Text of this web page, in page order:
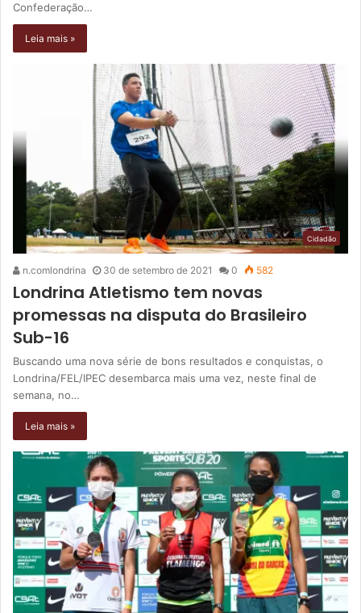
Confederação…
Leia mais »
Cidadão
n.comlondrina 30 de setembro de 2021 0 582
Londrina Atletismo tem novas
promessas na disputa do Brasileiro
Sub-16
Buscando uma nova série de bons resultados e conquistas, o
Londrina/FEL/IPEC desembarca mais uma vez, neste final de
semana, no…
Leia mais »